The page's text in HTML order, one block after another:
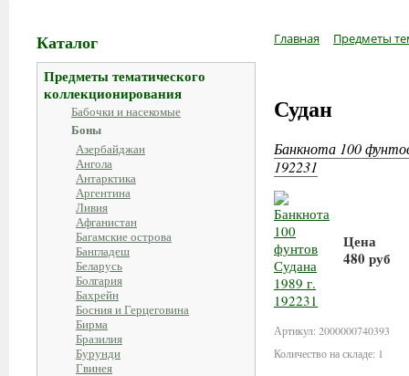
Каталог
Предметы тематического
коллекционирования
Бабочки и насекомые
Боны
Азербайджан
Ангола
Антарктика
Аргентина
Ливия
Афганистан
Багамские острова
Бангладеш
Беларусь
Болгария
Бахрейн
Босния и Герцеговина
Бирма
Бразилия
Бурунди
Гвинея
Главная Предметы
Судан
Банкнота 100
192231
Цена
480 руб
Артикул: 2000000740393
Количество на складе: 1